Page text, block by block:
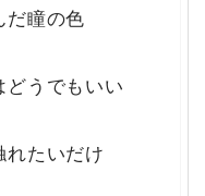
瞳の色
どうでもいい
たいだけ